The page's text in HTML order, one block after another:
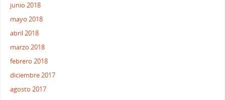
junio 2018
mayo 2018
abril 2018
marzo 2018
febrero 2018
diciembre 2017
agosto 2017